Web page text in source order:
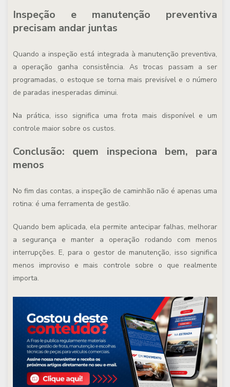
Inspeção e manutenção preventiva
precisam andar juntas
Quando a inspeção está integrada à manutenção preventiva,
a operação ganha consistência. As trocas passam a ser
programadas, o estoque se torna mais previsível e o número
de paradas inesperadas diminui.
Na prática, isso significa uma frota mais disponível e um
controle maior sobre os custos.
Conclusão: quem inspeciona bem, para
menos
No fim das contas, a inspeção de caminhão não é apenas uma
rotina: é uma ferramenta de gestão.
Quando bem aplicada, ela permite antecipar falhas, melhorar
a segurança e manter a operação rodando com menos
interrupções. E, para o gestor de manutenção, isso significa
menos improviso e mais controle sobre o que realmente
importa.